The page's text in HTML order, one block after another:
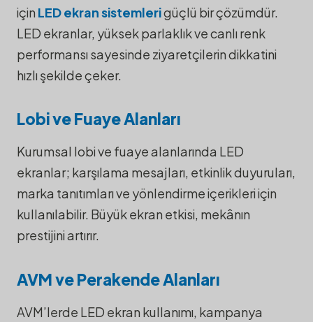
için LED ekran sistemlerigüçlü bir çözümdür.
LED ekranlar, yüksek parlaklık ve canlı renk
performansı sayesinde ziyaretçilerin dikkatini
hızlı şekilde çeker.
Lobi ve Fuaye Alanları
Kurumsal lobi ve fuaye alanlarında LED
ekranlar; karşılama mesajları, etkinlik duyuruları,
marka tanıtımları ve yönlendirme içerikleri için
kullanılabilir. Büyük ekran etkisi, mekânın
prestijini artırır.
AVM ve Perakende Alanları
AVM’lerde LED ekran kullanımı, kampanya